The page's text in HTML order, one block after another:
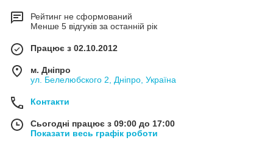
Рейтинг не сформований
Менше 5 відгуків за останній рік
Працює з 02.10.2012
м. Дніпро
ул. Белелюбского 2, Дніпро, Україна
Контакти
Сьогодні працює з 09:00 до 17:00
Показати весь графік роботи